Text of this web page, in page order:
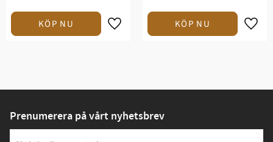
Prenumerera på vårt nyhetsbrev